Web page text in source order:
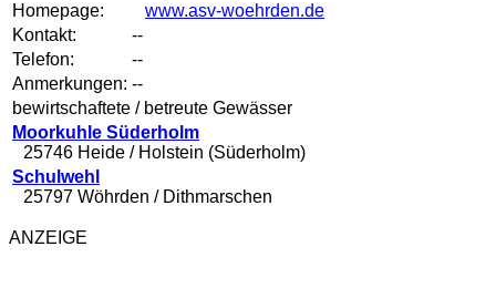
Homepage:
www.asv-woehrden.de
Kontakt:
--
Telefon:
--
Anmerkungen: --
bewirtschaftete / betreute Gewässer
Moorkuhle Süderholm
25746 Heide / Holstein (Süderholm)
Schulwehl
25797 Wöhrden / Dithmarschen
ANZEIGE